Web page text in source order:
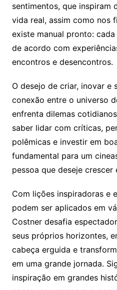
sentimentos, que inspiram
vida real, assim como nos
existe manual pronto:
de acordo com
encontros e desencontros.
O desejo de criar, inovar e
conexão entre o universo
enfrenta dilemas
saber lidar com críticas,
polêmicas e investir em
fundamental para um
pessoa que deseje crescer
Com lições inspiradoras e
podem ser aplicados em
Costner desafia
seus próprios horizontes,
cabeça erguida e
em uma grande jornada.
inspiração em grandes